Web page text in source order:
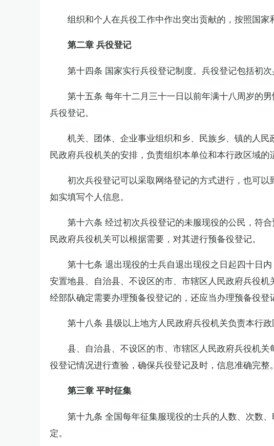
组织和个人在兵役工作中作出突出贡献的，按照国家
第二章 兵役登记
第十四条 国家实行兵役登记制度。兵役登记包括初次
第十五条 每年十二月三十一日以前年满十八周岁的
兵役登记。
机关、团体、企业事业组织和乡、民族乡、镇的人
民政府兵役机关的安排，负责组织本单位和本行政区域的
初次兵役登记可以采取网络登记的方式进行，也可
如实填写个人信息。
第十六条 经过初次兵役登记的未服现役的公民，符
民政府兵役机关可以根据需要，对其进行预备役登记。
第十七条 退出现役的士兵自退出现役之日起四十日
安置地县、自治县、不设区的市、市辖区人民政府兵役
经部队确定需要办理预备役登记的，还应当办理预备役登
第十八条 县级以上地方人民政府兵役机关负责本行政
县、自治县、不设区的市、市辖区人民政府兵役机
役登记情况进行查验，确保兵役登记及时，信息准确完整。
第三章 平时征集
第十九条 全国每年征集服现役的士兵的人数、次数
定。